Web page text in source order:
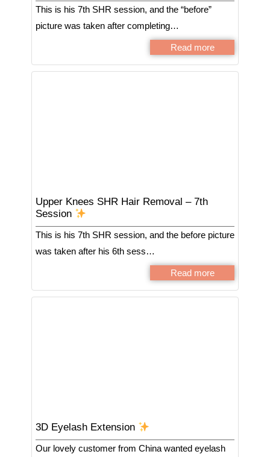
This is his 7th SHR session, and the “before”
picture was taken after completing…
Read more
Upper Knees SHR Hair Removal – 7th
Session
This is his 7th SHR session, and the before picture
was taken after his 6th sess…
Read more
3D Eyelash Extension
Our lovely customer from China wanted eyelash